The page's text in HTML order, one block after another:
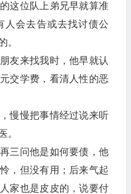
这位队上弟兄早就算准
人会去告或去找讨债公
。
友来找我时，他早就认
交学费，看清人性的恶
慢慢把事情经过说来听
。
三问他是如何要债，他
，但没有用；后来气起
家也是皮皮的，说要付